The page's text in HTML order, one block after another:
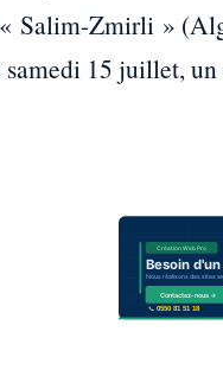
Salim-Zmirli »
15 juillet,